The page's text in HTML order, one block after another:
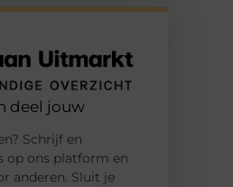
deel jouw
Schrijf en
op ons platform en
anderen. Sluit je